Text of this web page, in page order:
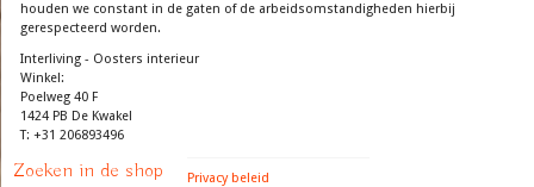
houden we constant in de gaten of de arbeidsomstandigheden hierbij
gerespecteerd worden.
Interliving - Oosters interieur
Winkel:
Poelweg 40 F
1424 PB De Kwakel
T: +31 206893496
Zoeken in de shop Privacy beleid